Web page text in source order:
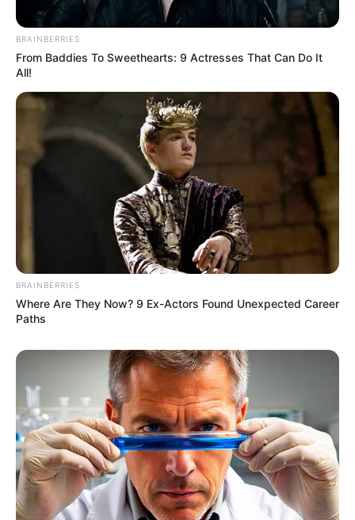
BRAINBERRIES
From Baddies To Sweethearts: 9 Actresses That Can Do It
All!
BRAINBERRIES
Where Are They Now? 9 Ex-Actors Found Unexpected Career
Paths